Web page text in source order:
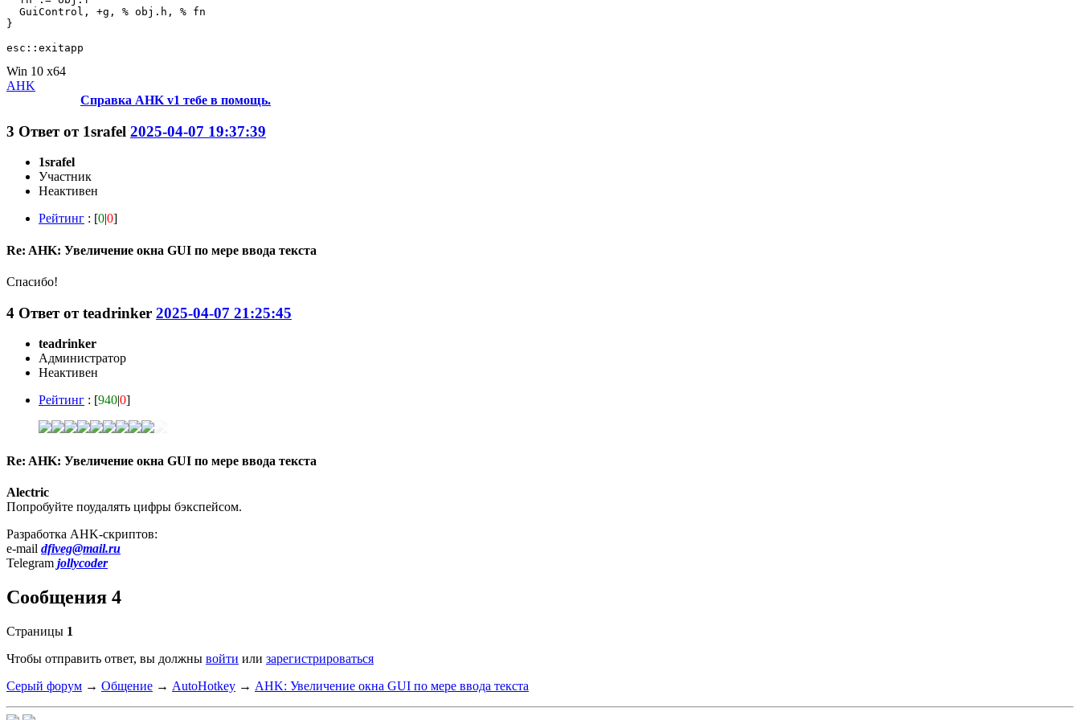
  GuiControl, +g, % obj.h, % fn
}
Win 10 x64
AHK
Справка AHK v1 тебе в помощь.
3 Ответ от 1srafel 2025-04-07 19:37:39
1srafel
Участник
Неактивен
Рейтинг : [0|0]
Re: AHK: Увеличение окна GUI по мере ввода текста
Спасибо!
4 Ответ отteadrinker 2025-04-07 21:25:45
teadrinker
Администратор
Неактивен
Рейтинг : [940|0]
Re: AHK: Увеличение окна GUI по мере ввода текста
Alectric
Попробуйте поудалять цифры бэкспейсом.
Разработка AHK-скриптов:
e-mail dfiveg@mail.ru
Telegram jollycoder
Сообщения 4
Страницы 1
Чтобы отправить ответ, вы должны войти или зарегистрироваться
Серый форум → Общение → AutoHotkey → AHK: Увеличение окна GUI по мере ввода текста